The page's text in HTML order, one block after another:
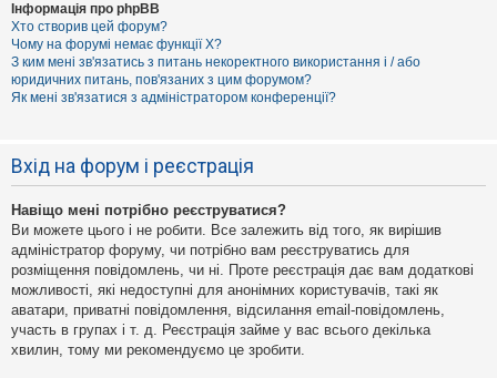
Інформація про phpBB
Хто створив цей форум?
Чому на форумі немає функції X?
З ким мені зв'язатись з питань некоректного використання і / або
юридичних питань, пов'язаних з цим форумом?
Як мені зв'язатися з адміністратором конференції?
Вхід на форум і реєстрація
Навіщо мені потрібно реєструватися?
Ви можете цього і не робити. Все залежить від того, як вирішив
адміністратор форуму, чи потрібно вам реєструватись для
розміщення повідомлень, чи ні. Проте реєстрація дає вам додаткові
можливості, які недоступні для анонімних користувачів, такі як
аватари, приватні повідомлення, відсилання email-повідомлень,
участь в групах і т. д. Реєстрація займе у вас всього декілька
хвилин, тому ми рекомендуємо це зробити.